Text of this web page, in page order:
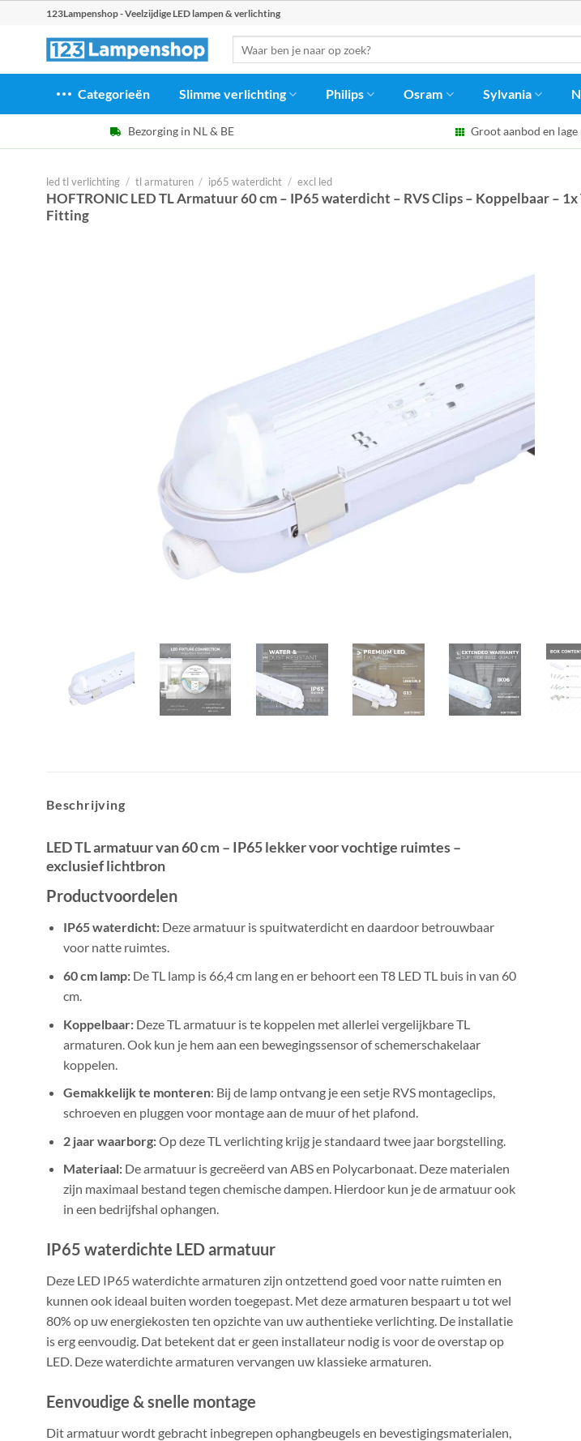
123Lampenshop - Veelzijdige LED lampen & verlichting
naar:
Categorieën Slimme verlichting Philips Osram Sylvania
Bezorging in NL & BE Groot aanbod en
led tl verlichting / tl armaturen / ip65 waterdicht / excl led
HOFTRONIC LED TL Armatuur 60 cm – IP65 waterdicht – RVS Clips – Koppelbaar – 1x
Fitting
Beschrijving
LED TL armatuur van 60 cm – IP65 lekker voor vochtige ruimtes –
exclusief lichtbron
Productvoordelen
IP65 waterdicht:Deze armatuur is spuitwaterdicht en daardoor betrouwbaar
voor natte ruimtes.
60 cm lamp:De TL lamp is 66,4 cm lang en er behoort een T8 LED TL buis in van 60
cm.
Koppelbaar:Deze TL armatuur is te koppelen met allerlei vergelijkbare TL
armaturen. Ook kun je hem aan een bewegingssensor of schemerschakelaar
koppelen.
Gemakkelijk te monteren: Bij de lamp ontvang je een setje RVS montageclips,
schroeven en pluggen voor montage aan de muur of het plafond.
2 jaar waarborg:Op deze TL verlichting krijg je standaard twee jaar borgstelling.
Materiaal:De armatuur is gecreëerd van ABS en Polycarbonaat. Deze materialen
zijn maximaal bestand tegen chemische dampen. Hierdoor kun je de armatuur ook
in een bedrijfshal ophangen.
IP65 waterdichte LED armatuur
Deze LED IP65 waterdichte armaturen zijn ontzettend goed voor natte ruimten en
kunnen ook ideaal buiten worden toegepast. Met deze armaturen bespaart u tot wel
80% op uw energiekosten ten opzichte van uw authentieke verlichting. De installatie
is erg eenvoudig. Dat betekent dat er geen installateur nodig is voor de overstap op
LED. Deze waterdichte armaturen vervangen uw klassieke armaturen.
Eenvoudige & snelle montage
Dit armatuur wordt gebracht inbegrepen ophangbeugels en bevestigingsmaterialen,